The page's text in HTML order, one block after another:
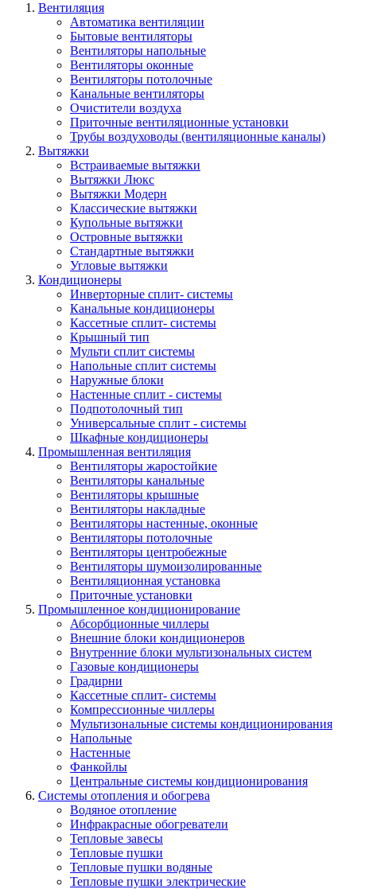
Вентиляция
Автоматика вентиляции
Бытовые вентиляторы
Вентиляторы напольные
Вентиляторы оконные
Вентиляторы потолочные
Канальные вентиляторы
Очистители воздуха
Приточные вентиляционные установки
Трубы воздуховоды (вентиляционные каналы)
Вытяжки
Встраиваемые вытяжки
Вытяжки Люкс
Вытяжки Модерн
Классические вытяжки
Купольные вытяжки
Островные вытяжки
Стандартные вытяжки
Угловые вытяжки
Кондиционеры
Инверторные сплит- системы
Канальные кондиционеры
Кассетные сплит- системы
Крышный тип
Мульти сплит системы
Напольные сплит системы
Наружные блоки
Настенные сплит - системы
Подпотолочный тип
Универсальные сплит - системы
Шкафные кондиционеры
Промышленная вентиляция
Вентиляторы жаростойкие
Вентиляторы канальные
Вентиляторы крышные
Вентиляторы накладные
Вентиляторы настенные, оконные
Вентиляторы потолочные
Вентиляторы центробежные
Вентиляторы шумоизолированные
Вентиляционная установка
Приточные установки
Промышленное кондиционирование
Абсорбционные чиллеры
Внешние блоки кондиционеров
Внутренние блоки мультизональных систем
Газовые кондиционеры
Градирни
Кассетные сплит- системы
Компрессионные чиллеры
Мультизональные системы кондиционирования
Напольные
Настенные
Фанкойлы
Центральные системы кондиционирования
Системы отопления и обогрева
Водяное отопление
Инфракрасные обогреватели
Тепловые завесы
Тепловые пушки
Тепловые пушки водяные
Тепловые пушки электрические